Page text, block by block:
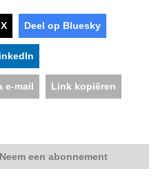
Deel op Bluesky
e-mail Link kopiëren
Neem een abonnement